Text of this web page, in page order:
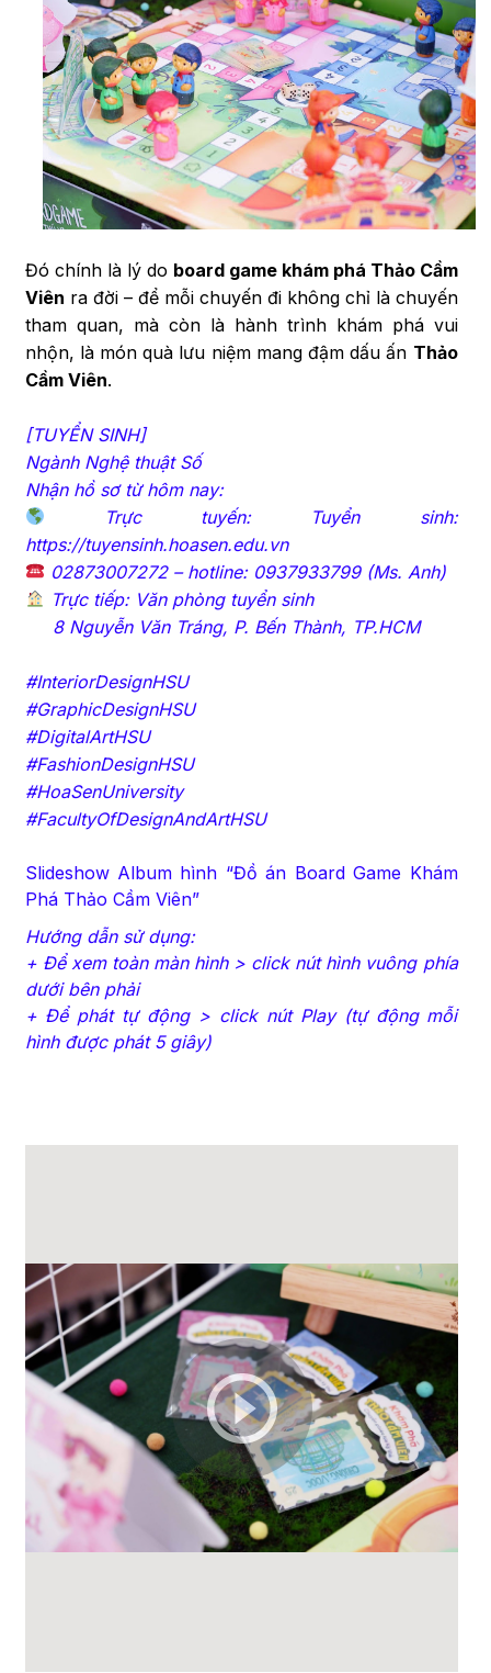
Đó chính là lý do board game khám phá Thảo Cầm
Viên ra đời – để mỗi chuyến đi không chỉ là chuyến
tham quan, mà còn là hành trình khám phá vui
nhộn, là món quà lưu niệm mang đậm dấu ấn Thảo
Cầm Viên.
[TUYỂN SINH]
Ngành Nghệ thuật Số
Nhận hồ sơ từ hôm nay:
Trực tuyến: Tuyển sinh:
https://tuyensinh.hoasen.edu.vn
02873007272 – hotline: 0937933799 (Ms. Anh)
Trực tiếp: Văn phòng tuyển sinh
8 Nguyễn Văn Tráng, P. Bến Thành, TP.HCM
#InteriorDesignHSU
#GraphicDesignHSU
#DigitalArtHSU
#FashionDesignHSU
#HoaSenUniversity
#FacultyOfDesignAndArtHSU
Slideshow Album hình “Đồ án Board Game Khám
Phá Thảo Cầm Viên”
Hướng dẫn sử dụng:
+ Để xem toàn màn hình > click nút hình vuông phía
dưới bên phải
+ Để phát tự động > click nút Play (tự động mỗi
hình được phát 5 giây)